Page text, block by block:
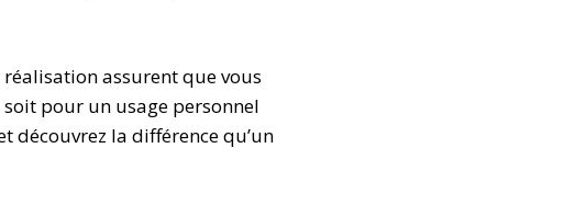
assurent que vous
pour un usage personnel
découvrez la différence qu’un